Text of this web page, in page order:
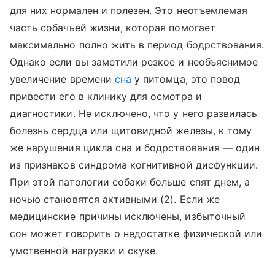
для них нормален и полезен. Это неотъемлемая
часть собачьей жизни, которая помогает
максимально полно жить в период бодрствования.
Однако если вы заметили резкое и необъяснимое
увеличение времени сна у питомца, это повод
привести его в клинику для осмотра и
диагностики. Не исключено, что у него развилась
болезнь сердца или щитовидной железы, к тому
же нарушения цикла сна и бодрствования — один
из признаков синдрома когнитивной дисфункции.
При этой патологии собаки больше спят днем, а
ночью становятся активными (2). Если же
медицинские причины исключены, избыточный
сон может говорить о недостатке физической или
умственной нагрузки и скуке.